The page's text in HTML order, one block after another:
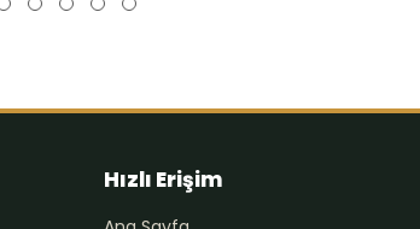
Hızlı Erişim